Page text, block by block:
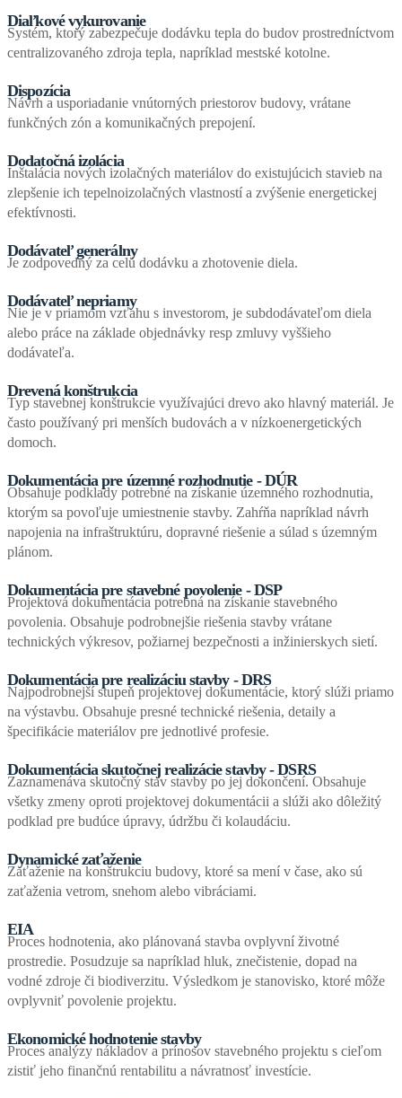
Diaľkové vykurovanie
Systém, ktorý zabezpečuje dodávku tepla do budov prostredníctvom
centralizovaného zdroja tepla, napríklad mestské kotolne.
Dispozícia
Návrh a usporiadanie vnútorných priestorov budovy, vrátane
funkčných zón a komunikačných prepojení.
Dodatočná izolácia
Inštalácia nových izolačných materiálov do existujúcich stavieb na
zlepšenie ich tepelnoizolačných vlastností a zvýšenie energetickej
efektívnosti.
Dodávateľ generálny
Je zodpovedný za celú dodávku a zhotovenie diela.
Dodávateľ nepriamy
Nie je v priamom vzťahu s investorom, je subdodávateľom diela
alebo práce na základe objednávky resp zmluvy vyššieho
dodávateľa.
Drevená konštrukcia
Typ stavebnej konštrukcie využívajúci drevo ako hlavný materiál. Je
často používaný pri menších budovách a v nízkoenergetických
domoch.
Dokumentácia pre územné rozhodnutie - DÚR
Obsahuje podklady potrebné na získanie územného rozhodnutia,
ktorým sa povoľuje umiestnenie stavby. Zahŕňa napríklad návrh
napojenia na infraštruktúru, dopravné riešenie a súlad s územným
plánom.
Dokumentácia pre stavebné povolenie - DSP
Projektová dokumentácia potrebná na získanie stavebného
povolenia. Obsahuje podrobnejšie riešenia stavby vrátane
technických výkresov, požiarnej bezpečnosti a inžinierskych sietí.
Dokumentácia pre realizáciu stavby - DRS
Najpodrobnejší stupeň projektovej dokumentácie, ktorý slúži priamo
na výstavbu. Obsahuje presné technické riešenia, detaily a
špecifikácie materiálov pre jednotlivé profesie.
Dokumentácia skutočnej realizácie stavby - DSRS
Zaznamenáva skutočný stav stavby po jej dokončení. Obsahuje
všetky zmeny oproti projektovej dokumentácii a slúži ako dôležitý
podklad pre budúce úpravy, údržbu či kolaudáciu.
Dynamické zaťaženie
Zaťaženie na konštrukciu budovy, ktoré sa mení v čase, ako sú
zaťaženia vetrom, snehom alebo vibráciami.
EIA
Proces hodnotenia, ako plánovaná stavba ovplyvní životné
prostredie. Posudzuje sa napríklad hluk, znečistenie, dopad na
vodné zdroje či biodiverzitu. Výsledkom je stanovisko, ktoré môže
ovplyvniť povolenie projektu.
Ekonomické hodnotenie stavby
Proces analýzy nákladov a prínosov stavebného projektu s cieľom
zistiť jeho finančnú rentabilitu a návratnosť investície.